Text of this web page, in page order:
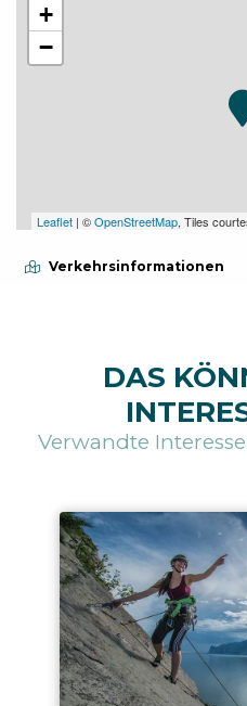
+
−
Leaflet | ©OpenStreetMap, Tiles
Verkehrsinformationen
DAS
Verwandte